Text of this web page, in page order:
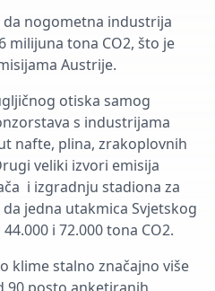
nogometna industrija
milijuna tona CO2, što je
Austrije.
otiska samog
s industrijama
nafte, plina, zrakoplovnih
veliki izvori emisija
i izgradnju stadiona za
jedna utakmica Svjetskog
i 72.000 tona CO2.
klime stalno značajno više